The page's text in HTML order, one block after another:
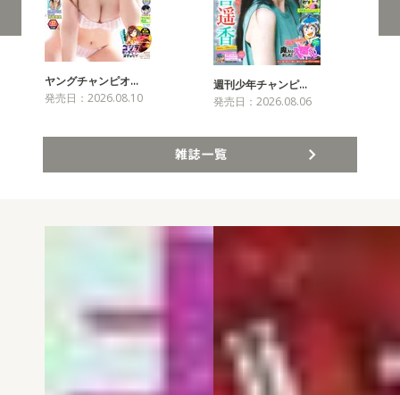
ヤングチャンピオ…
発売日：2026.08.10
週刊少年チャンピ…
発売日：2026.08.06